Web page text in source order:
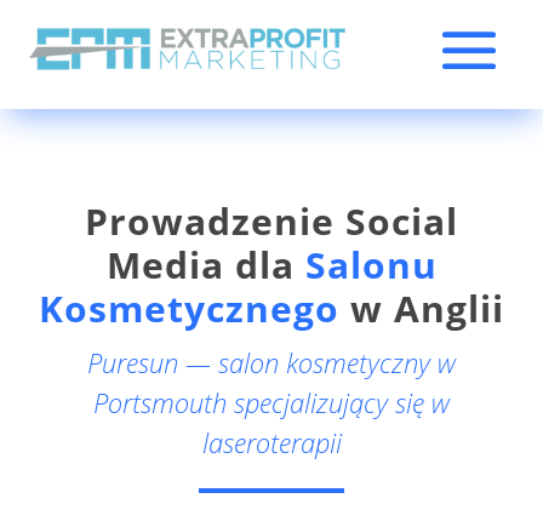
Prowadzenie Social
Media dla Salonu
Kosmetycznego w Anglii
Puresun — salon kosmetyczny w
Portsmouth specjalizujący się w
laseroterapii